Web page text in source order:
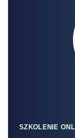
SZKOLENIE